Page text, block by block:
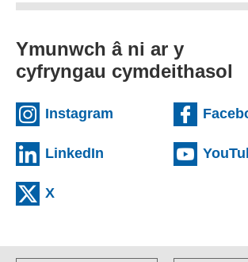
Ymunwch â ni ar y
cyfryngau cymdeithasol
Instagram (external
LinkedIn (external websiteCY)
X